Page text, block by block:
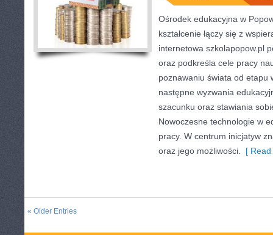
Ośrodek edukacyjna w
kształcenie łączy się z
internetowa szkolapopow.pl
oraz podkreśla cele pracy
poznawaniu świata od etapu
następne wyzwania
szacunku oraz stawiania
Nowoczesne technologie w
pracy. W centrum inicjatyw
oraz jego możliwości.
[
« Older Entries